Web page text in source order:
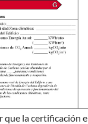
que la certificación